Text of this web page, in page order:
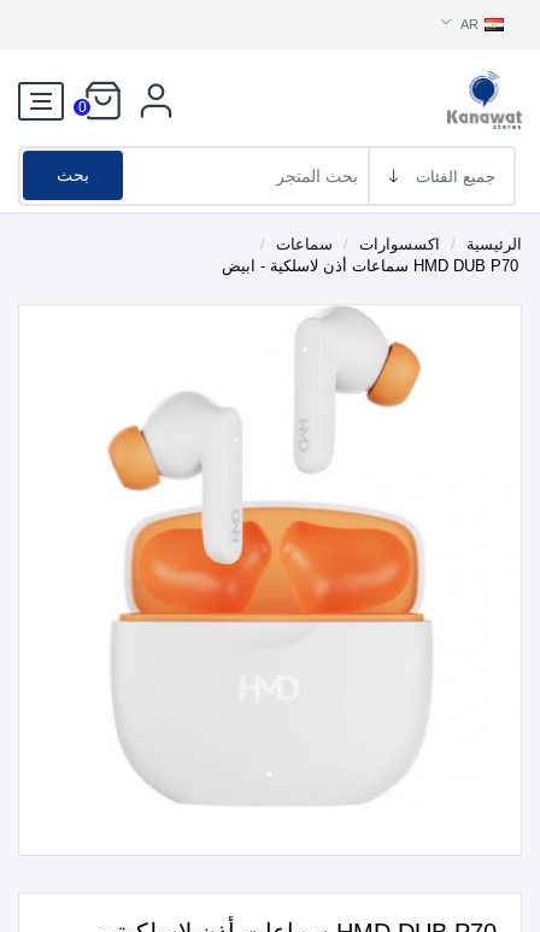
AR
0
بحث
الرئيسية / اكسسوارات / سماعات
/
HMD DUB P70 سماعات أذن لاسلكية - ابيض